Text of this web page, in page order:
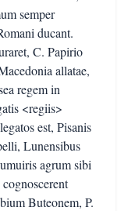
semper
ducant.
C. Papirio
allatae,
regem in
<regiis>
est, Pisanis
Lunensibus
agrum sibi
Buteonem, P.